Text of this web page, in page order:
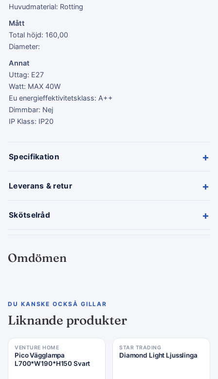
Huvudmaterial: Rotting
Mått
Total höjd: 160,00
Diameter:
Annat
Uttag: E27
Watt: MAX 40W
Eu energieffektivitetsklass: A++
Dimmbar: Nej
IP Klass: IP20
Specifikation +
Leverans & retur +
Skötselråd +
Omdömen
DU KANSKE OCKSÅ GILLAR
Liknande produkter
VENTURE HOME
Pico Vägglampa
L700*W190*H150 Svart
STAR TRADING
Diamond Light Ljusslinga